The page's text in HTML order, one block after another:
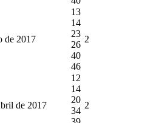
de 2017
13
14
23
26
40
46
2
de 2017
12
14
20
34
2